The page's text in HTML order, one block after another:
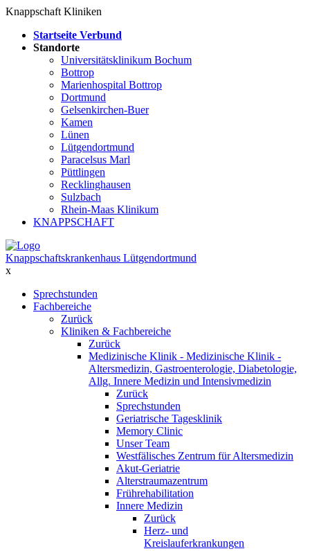
Knappschaft Kliniken
Startseite Verbund
Standorte
Universitätsklinikum Bochum
Bottrop
Marienhospital Bottrop
Dortmund
Gelsenkirchen-Buer
Kamen
Lünen
Lütgendortmund
Paracelsus Marl
Püttlingen
Recklinghausen
Sulzbach
Rhein-Maas Klinikum
KNAPPSCHAFT
Knappschaftskrankenhaus Lütgendortmund
x
Sprechstunden
Fachbereiche
Zurück
Kliniken & Fachbereiche
Zurück
Medizinische Klinik - Medizinische Klinik -
Altersmedizin, Gastroenterologie, Diabetologie,
Allg. Innere Medizin und Intensivmedizin
Zurück
Sprechstunden
Geriatrische Tagesklinik
Memory Clinic
Unser Team
Westfälisches Zentrum für Altersmedizin
Akut-Geriatrie
Alterstraumazentrum
Frührehabilitation
Innere Medizin
Zurück
Herz- und
Kreislauferkrankungen